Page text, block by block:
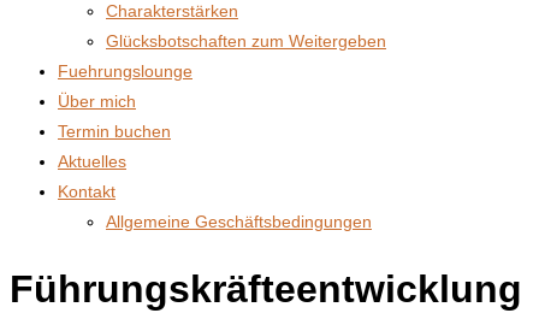
Charakterstärken
Glücksbotschaften zum Weitergeben
Fuehrungslounge
Über mich
Termin buchen
Aktuelles
Kontakt
Allgemeine Geschäftsbedingungen
Führungskräfteentwicklung